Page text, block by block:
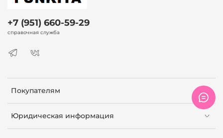
Покупателям
Юридическая информация
+7 (951) 660-59-29
справочная служба